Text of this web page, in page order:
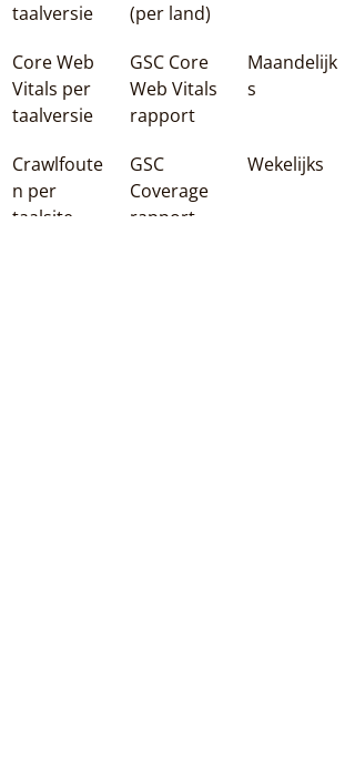
taalversie
(per land)
Core Web
Vitals per
taalversie
GSC Core
Web Vitals
rapport
Maandelijk
s
Crawlfoute
n per
taalsite
GSC
Coverage
rapport
Wekelijks